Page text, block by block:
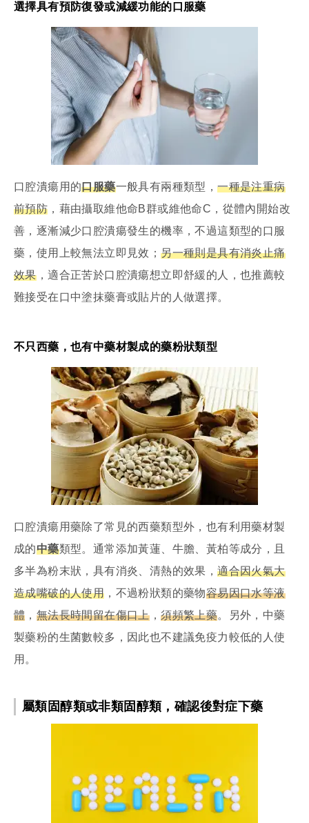
選擇具有預防復發或減緩功能的口服藥
口腔潰瘍用的口服藥一般具有兩種類型，一種是注重病
前預防 ，藉由攝取維他命B群或維他命C，從體內開始改
善，逐漸減少口腔潰瘍發生的機率，不過這類型的口服
藥，使用上較無法立即見效；另一種則是具有消炎止痛
效果，適合正苦於口腔潰瘍想立即舒緩的人，也推薦較
難接受在口中塗抹藥膏或貼片的人做選擇。
不只西藥，也有中藥材製成的藥粉狀類型
口腔潰瘍用藥除了常見的西藥類型外，也有利用藥材製
成的中藥類型。通常添加黃蓮、牛膽、黃柏等成分，且
多半為粉末狀，具有消炎、清熱的效果，適合因火氣大
造成嘴破的人使用 ，不過粉狀類的藥物容易因口水等液
體 ， 無法長時間留在傷口上，須頻繁上藥。另外，中藥
製藥粉的生菌數較多，因此也不建議免疫力較低的人使
用。
屬類固醇類或非類固醇類，確認後對症下藥